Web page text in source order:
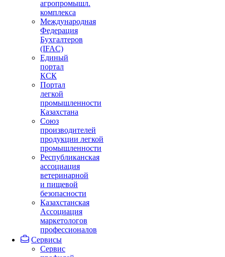
агропромышл.
комплекса
Международная
Федерация
Бухгалтеров
(IFAC)
Единый
портал
КСК
Портал
легкой
промышленности
Казахстана
Союз
производителей
продукции легкой
промышленности
Республиканская
ассоциация
ветеринарной
и пищевой
безопасности
Казахстанская
Ассоциация
маркетологов
профессионалов
Сервисы
Сервис